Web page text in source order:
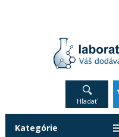
Hľadať
Kategórie